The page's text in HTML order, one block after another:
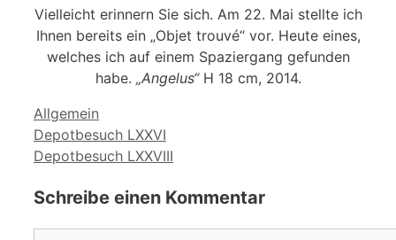
Vielleicht erinnern Sie sich. Am 22. Mai stellte ich
Ihnen bereits ein „Objet trouvé“ vor. Heute eines,
welches ich auf einem Spaziergang gefunden
habe. „Angelus“H 18 cm, 2014.
Kategorien
Allgemein
Depotbesuch LXXVI
Depotbesuch LXXVIII
Schreibe einen Kommentar